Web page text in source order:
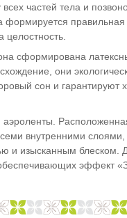
частей тела и
формируется
сформирована
они
сон и гарантируют
аэроленты.
внутренними слоями,
и изысканным блеском.
эффект